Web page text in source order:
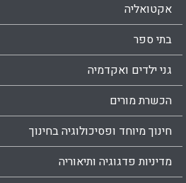
אקטואליה
בתי ספר
גני ילדים ואקדמיה
הכשרת מורים
חינוך מיוחד ופסיכולוגיה בחינוך
מדיניות פדגוגיה ותיאוריה